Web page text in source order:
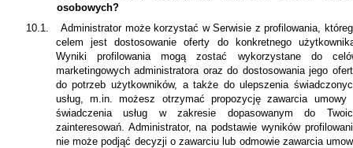
osobowych?
10.1.
Administrator może korzystać w Serwisie z profilowania,
celem jest dostosowanie oferty do konkretnego
Wyniki profilowania mogą zostać wykorzystane do
marketingowych administratora oraz do dostosowania jego
do potrzeb użytkowników, a także do ulepszenia
usług, m.in. możesz otrzymać propozycję zawarcia umowy
świadczenia usług w zakresie dopasowanym do
zainteresowań. Administrator, na podstawie wyników
nie może podjąć decyzji o zawarciu lub odmowie zawarcia